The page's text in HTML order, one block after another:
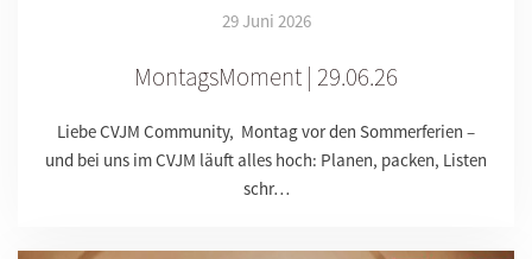
29 Juni 2026
MontagsMoment | 29.06.26
Liebe CVJM Community, Montag vor den Sommerferien –
und bei uns im CVJM läuft alles hoch: Planen, packen, Listen
schr…